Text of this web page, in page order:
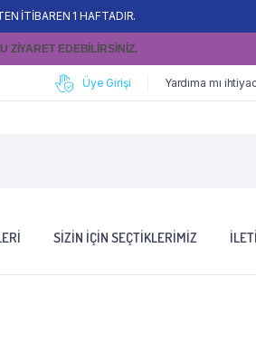
İTİBAREN 1 HAFTADIR.
ZİYARET EDEBİLİRSİNİZ.
Üye Girişi Yardıma mı
SIZIN İÇIN SEÇTIKLERIMIZ